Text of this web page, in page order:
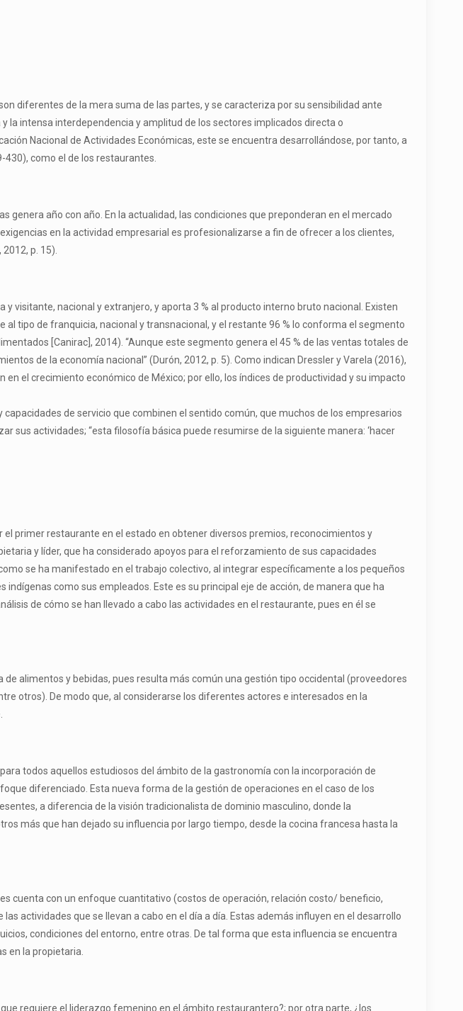
diferentes de la mera suma de las partes, y se caracteriza por su sensibilidad ante
la intensa interdependencia y amplitud de los sectores implicados directa o
Nacional de Actividades Económicas, este se encuentra desarrollándose, por tanto, a
como el de los restaurantes.
año con año. En la actualidad, las condiciones que preponderan en el mercado
en la actividad empresarial es profesionalizarse a fin de ofrecer a los clientes,
p. 15).
visitante, nacional y extranjero, y aporta 3 % al producto interno bruto nacional. Existen
tipo de franquicia, nacional y transnacional, y el restante 96 % lo conforma el segmento
[Canirac], 2014). “Aunque este segmento genera el 45 % de las ventas totales de
de la economía nacional” (Durón, 2012, p. 5). Como indican Dressler y Varela (2016),
el crecimiento económico de México; por ello, los índices de productividad y su impacto
de servicio que combinen el sentido común, que muchos de los empresarios
sus actividades; “esta filosofía básica puede resumirse de la siguiente manera: ‘hacer
el primer restaurante en el estado en obtener diversos premios, reconocimientos y
y líder, que ha considerado apoyos para el reforzamiento de sus capacidades
se ha manifestado en el trabajo colectivo, al integrar específicamente a los pequeños
como sus empleados. Este es su principal eje de acción, de manera que ha
de cómo se han llevado a cabo las actividades en el restaurante, pues en él se
alimentos y bebidas, pues resulta más común una gestión tipo occidental (proveedores
otros). De modo que, al considerarse los diferentes actores e interesados en la
todos aquellos estudiosos del ámbito de la gastronomía con la incorporación de
diferenciado. Esta nueva forma de la gestión de operaciones en el caso de los
a diferencia de la visión tradicionalista de dominio masculino, donde la
más que han dejado su influencia por largo tiempo, desde la cocina francesa hasta la
cuenta con un enfoque cuantitativo (costos de operación, relación costo/ beneficio,
actividades que se llevan a cabo en el día a día. Estas además influyen en el desarrollo
condiciones del entorno, entre otras. De tal forma que esta influencia se encuentra
en la propietaria.
requiere el liderazgo femenino en el ámbito restaurantero?; por otra parte, ¿los